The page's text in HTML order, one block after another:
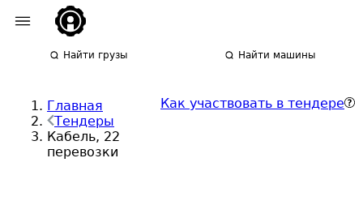
Найти грузы Найти машины
Главная
Тендеры
Кабель, 22
перевозки
Как участвовать в тендере